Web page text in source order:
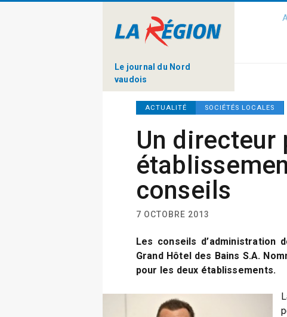
Le journal du Nord
vaudois
ACTUALITÉ SOCIÉTÉS LOCALES
Un directeur
conseils
7 OCTOBRE 2013
Les conseils d’administration
Grand Hôtel des Bains S.A.
pour les deux établissements.